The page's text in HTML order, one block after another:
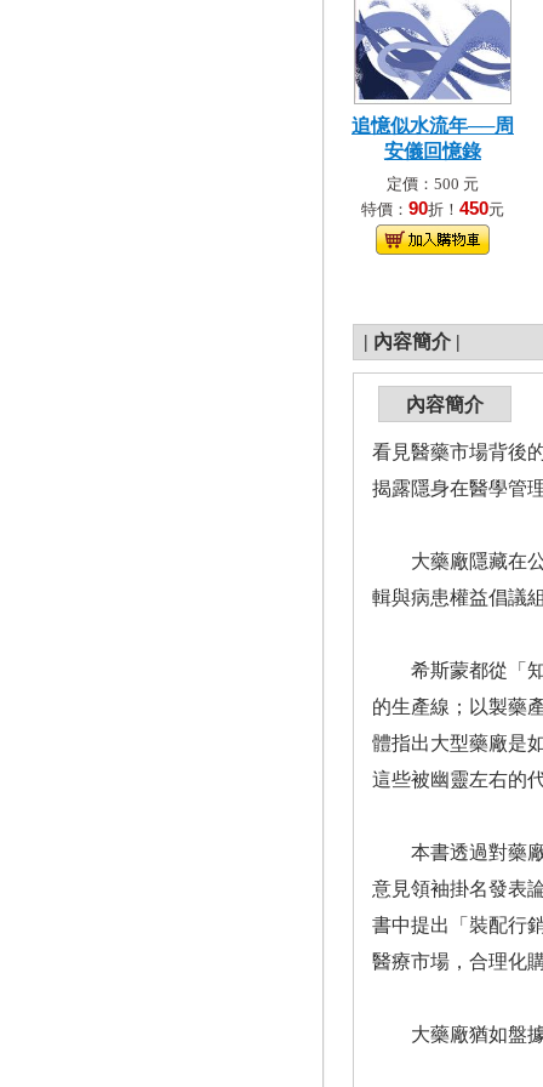
追憶似水流年──周
安儀回憶錄
定價：500 元
特價： 90折！ 450元
| 內容簡介 |
內容簡介
看見醫藥市場背後
揭露隱身在醫學管
大藥廠隱藏在公
輯與病患權益倡議
希斯蒙都從「知
的生產線；以製藥
體指出大型藥廠是
這些被幽靈左右的
本書透過對藥廠
意見領袖掛名發表
書中提出「裝配行
醫療市場，合理化
大藥廠猶如盤據